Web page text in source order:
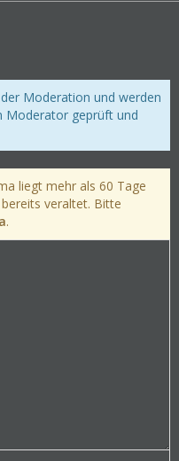
Moderation und werden
Moderator geprüft und
liegt mehr als 60 Tage
veraltet. Bitte
.